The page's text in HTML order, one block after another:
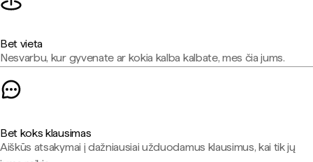
Bet vieta
Nesvarbu, kur gyvenate ar kokia kalba kalbate, mes čia jums.
Bet koks klausimas
Aiškūs atsakymai į dažniausiai užduodamus klausimus, kai tik jų